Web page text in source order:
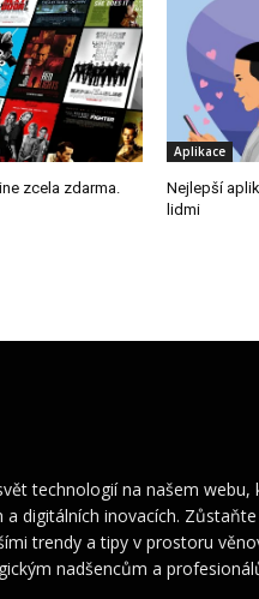
zcela zdarma.
Aplikace
Nejlepší
lidmi
technologií na našem webu,
a digitálních inovacích.
trendy a tipy v prostoru
nadšencům a